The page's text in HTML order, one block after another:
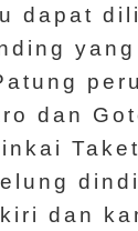
dapat
yang
dan
dan